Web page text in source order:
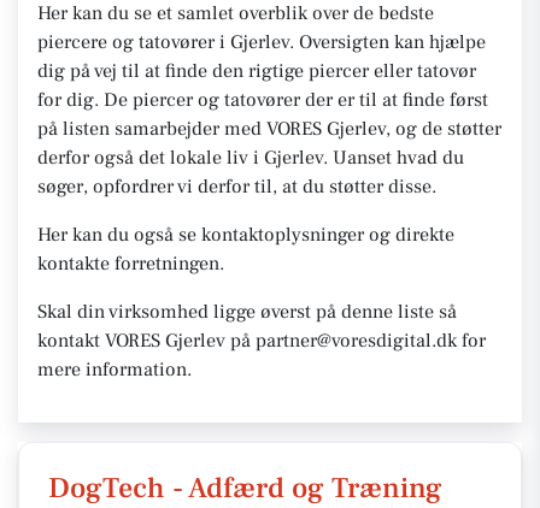
Her kan du se et samlet overblik over de bedste
piercere og tatovører i Gjerlev. Oversigten kan hjælpe
dig på vej til at finde den rigtige piercer eller tatovør
for dig. De piercer og tatovører der er til at finde først
på listen samarbejder med VORES Gjerlev, og de støtter
derfor også det lokale liv i Gjerlev. Uanset hvad du
søger, opfordrer vi derfor til, at du støtter disse.
Her kan du også se kontaktoplysninger og direkte
kontakte forretningen.
Skal din virksomhed ligge øverst på denne liste så
kontakt VORES Gjerlev på partner@voresdigital.dk for
mere information.
DogTech - Adfærd og Træning